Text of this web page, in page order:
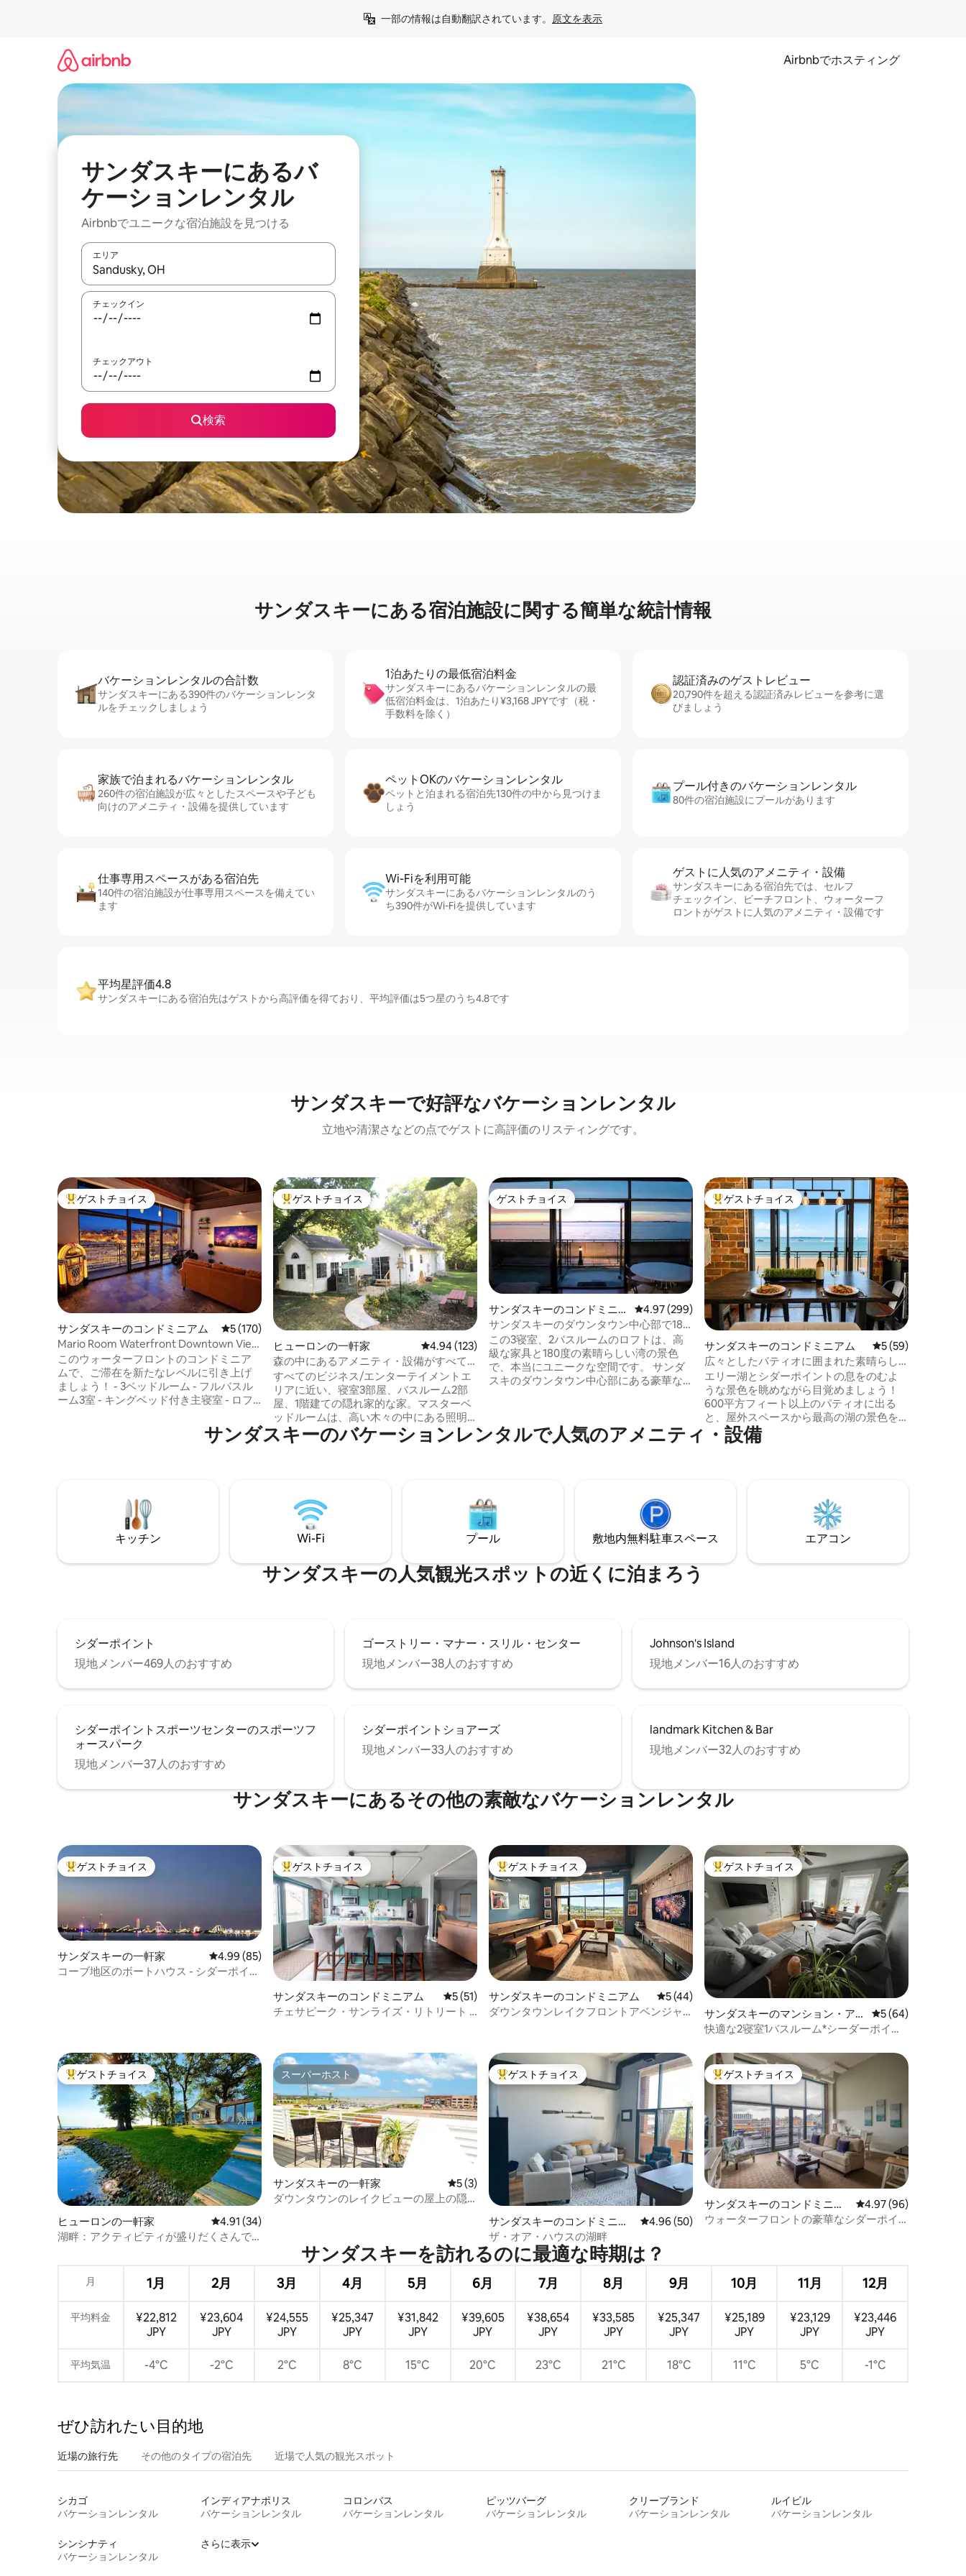
一部の情報は自動翻訳されています。 原文を表示
Airbnbでホスティング
サンダスキーにあるバ
ケーションレンタル
Airbnbでユニークな宿泊施設を見つける
エリア
検索結果が表示されたら、上下の矢印キーを使って移動するか、画面をタッチまたはスワイプして検索結果を確認することができます。
チェックイン
チェックアウト
検索
サンダスキーに⁠あ⁠る宿⁠泊⁠施⁠設⁠に関⁠す⁠る簡⁠単⁠な統⁠計⁠情⁠報
バケーションレ⁠ン⁠タ⁠ル⁠の合⁠計⁠数
サンダスキーにある390件のバケーションレンタ
ルをチェックしましょう
1泊あたりの最⁠低⁠宿⁠泊⁠料⁠金
サンダスキーにあるバケーションレンタルの最
低宿泊料金は、1泊あたり¥3,168 JPYです（税・
手数料を除く）
認証済みのゲ⁠ス⁠ト⁠レ⁠ビ⁠ュ⁠ー
20,790件を超える認証済みレビューを参考に選
びましょう
家族で泊まれるバ⁠ケ⁠ー⁠シ⁠ョ⁠ンレ⁠ン⁠タ⁠ル
260件の宿泊施設が広々としたスペースや子ども
向けのアメニティ・設備を提供しています
ペットOKのバ⁠ケ⁠ー⁠シ⁠ョ⁠ンレ⁠ン⁠タ⁠ル
ペットと泊まれる宿泊先130件の中から見つけま
しょう
プール付きのバ⁠ケ⁠ー⁠シ⁠ョ⁠ンレ⁠ン⁠タ⁠ル
80件の宿泊施設にプールがあります
仕事専用ス⁠ペ⁠ー⁠スがあ⁠る宿⁠泊⁠先
140件の宿泊施設が仕事専用スペースを備えてい
ます
Wi-Fiを利⁠用⁠可⁠能
サンダスキーにあるバケーションレンタルのう
ち390件がWi-Fiを提供しています
ゲストに人⁠気⁠のア⁠メ⁠ニ⁠テ⁠ィ・設⁠備
サンダスキーにある宿泊先では、セ⁠ル⁠フ
チ⁠ェ⁠ッ⁠ク⁠イ⁠ン、ビーチフロント、ウォーターフ
ロントがゲストに人気のアメニティ・設備です
平均星評価4.8
サンダスキーにある宿泊先はゲストから高評価を得ており、平均評価は5つ星のうち4.8です
サンダスキーで好評なバケーションレンタル
立地や清潔さなどの点でゲストに高評価のリスティングです。
大好評のゲストチョイスです。
ゲストチョイス
サンダスキーのコンドミニアム レビュー170件、5つ星中5つ星の平均評価
5 (170)
Mario Room Waterfront Downtown View
Cedar Point！
このウォーターフロントのコンドミニア
ムで、ご滞在を新たなレベルに引き上げ
ましょう！ - 3ベッドルーム - フルバスル
ーム3室 - キングベッド付き主寝室 - ロフ
スペースです。クイーンベッド、フルベ
ッド、ツインベッド2台 - 子ども専用のマ
整ったキッチン - 映画プロジェクター - ス
トリーミングデバイス付きテレビ3台 -
Nintendo Switch - ビデオゲーム - 地中プ
ールとジャグジー（季節限定） - ジム
大好評のゲストチョイスです。
ゲストチョイス
ヒューロンの一軒家 レビュー123件、5つ星中4.94つ星の平均評価
4.94 (123)
森の中にあるアメニティ・設備がすべて
そろったカントリーハウス
すべてのビジネス/エンターテイメントエ
リアに近い、寝室3部屋、バスルーム2部
屋、1階建ての隠れ家的な家。マスターベ
ッドルームは、高い木々の中にある照明
付きの焚き火台を見下ろすデッキに面し
ています。 家はオープンフロアで、キッ
たフロントパティオに面しており、ソフ
ァとシッティングエリアがあるサンルー
ムにつながっています。 ランドリールー
ムには洗濯機と乾燥機があります。 ボー
ト/車用の駐車スペースはたくさんありま
す。その他の詳細をご覧ください。
ゲストチョイス
ゲストチョイス
サンダスキーのコンドミニア
ム
レビュー299件、5つ星中4.97つ星の平均評価
4.97 (299)
サンダスキーのダウンタウン中心部で180
度の湖の景色を楽しめる宿泊先
この3寝室、2バスルームのロフトは、高
級な家具と180度の素晴らしい湾の景色
で、本当にユニークな空間です。 サンダ
スキのダウンタウン中心部にある豪華な
は、ノースコーストと島々を体験するの
まで10分以内。 建物には屋外プールとフ
ィットネスルームがあります。 2台分の路
外駐車場あります。
大好評のゲストチョイスです。
ゲストチョイス
サンダスキーのコンドミニアム レビュー59件、5
5 (59)
広々としたパティオに囲まれた素晴らし
い景色！
エリー湖とシダーポイントの息をのむよ
うな景色を眺めながら目覚めましょう！
600平方フィート以上のパティオに出る
と、屋外スペースから最高の湖の景色を
一番手の席で楽しめます。 コンドミニア
ムは窓に囲まれており、景色を一望でき
チン - キングサイズベッド、クイーンサイ
ズベッド、フルサイズベッド、クイーン
ソファベッド - 高速インターネット／Wi-
Fi - 地中プールとジャグジー（季節限定）
サンダスキーのバケーションレンタルで人気のアメニティ・設備
キッチン Wi-Fi プール 敷地内無料駐⁠車ス⁠ペ⁠ー⁠ス エアコン
サンダスキーの人気観光スポットの近くに泊まろう
シダーポイント
現地メンバー469人のおすすめ
ゴーストリー・マナー・スリル・センター
現地メンバー38人のおすすめ
Johnson's Island
現地メンバー16人のおすすめ
シダーポイントスポーツセンターのスポーツフ
ォースパーク
現地メンバー37人のおすすめ
シダーポイントショアーズ
現地メンバー33人のおすすめ
landmark Kitchen & Bar
現地メンバー32人のおすすめ
サンダスキーにあるその他の素敵なバケーションレンタル
大好評のゲストチョイスです。
ゲストチョイス
サンダスキーの一軒家 レビュー85件、5つ星中4.99つ星の平均評価
4.99 (85)
コーブ地区のボートハウス - シダーポイン
大好評のゲストチョイスです。
ゲストチョイス
サンダスキーのコンドミニアム レビュー51件、5つ星中5つ星の平均評価
5 (51)
チェサピーク・サンライズ・リトリート -
大好評のゲストチョイスです。
ゲストチョイス
サンダスキーのコンドミニアム レビュー44件、5つ星中5つ星の平均評価
5 (44)
ダウンタウンレイクフロントアベンジャ
大好評のゲストチョイスです。
ゲストチョイス
サンダスキーのマンション・アパ
ート
レビュー64件、5
5 (64)
快適な2寝室1バスルーム*シーダーポイン
大好評のゲストチョイスです。
ゲストチョイス
ヒューロンの一軒家 レビュー34件、5つ星中4.91つ星の平均評価
4.91 (34)
湖畔：アクティビティが盛りだくさんで
スーパーホスト
スーパーホスト
サンダスキーの一軒家 レビュー3件、5つ星中5つ星の平均評価
5 (3)
ダウンタウンのレイクビューの屋上の隠
大好評のゲストチョイスです。
ゲストチョイス
サンダスキーのコンドミニア
ム
レビュー50件、5つ星中4.96つ星の平均評価
4.96 (50)
ザ・オア・ハウスの湖畔
大好評のゲストチョイスです。
ゲストチョイス
サンダスキーのコンドミニア
ム
レビュー96件、5つ星
4.97 (96)
ウォーターフロントの豪華なシダーポイ
サンダスキーを訪⁠れ⁠るの⁠に最⁠適⁠な時⁠期⁠は⁠？
月 1月 2月 3月 4月 5月 6月 7月 8月 9月 10月 11月 12月
平均料金
¥22,812
JPY
¥23,604
JPY
¥24,555
JPY
¥25,347
JPY
¥31,842
JPY
¥39,605
JPY
¥38,654
JPY
¥33,585
JPY
¥25,347
JPY
¥25,189
JPY
¥23,129
JPY
¥23,446
JPY
平均気温 -4°C -2°C 2°C 8°C 15°C 20°C 23°C 21°C 18°C 11°C 5°C -1°C
ぜひ訪⁠れ⁠た⁠い目⁠的⁠地
近場の旅行先 その他のタ⁠イ⁠プ⁠の宿⁠泊⁠先 近場で人気の観光スポット
シカゴ
バケーションレンタル
インディアナポリス
バケーションレンタル
コロンバス
バケーションレンタル
ピッツバーグ
バケーションレンタル
クリーブランド
バケーションレンタル
ルイビル
バケーションレンタル
シンシナティ
バケーションレンタル
さらに表示